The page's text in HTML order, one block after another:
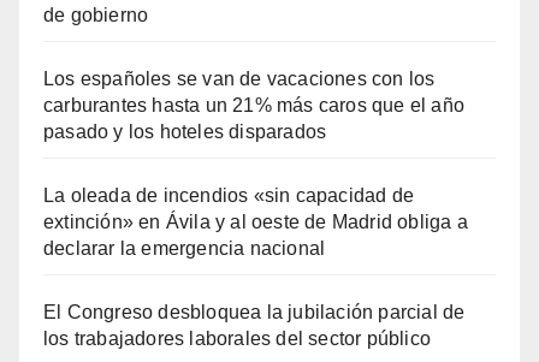
de gobierno
Los españoles se van de vacaciones con los
carburantes hasta un 21% más caros que el año
pasado y los hoteles disparados
La oleada de incendios «sin capacidad de
extinción» en Ávila y al oeste de Madrid obliga a
declarar la emergencia nacional
El Congreso desbloquea la jubilación parcial de
los trabajadores laborales del sector público